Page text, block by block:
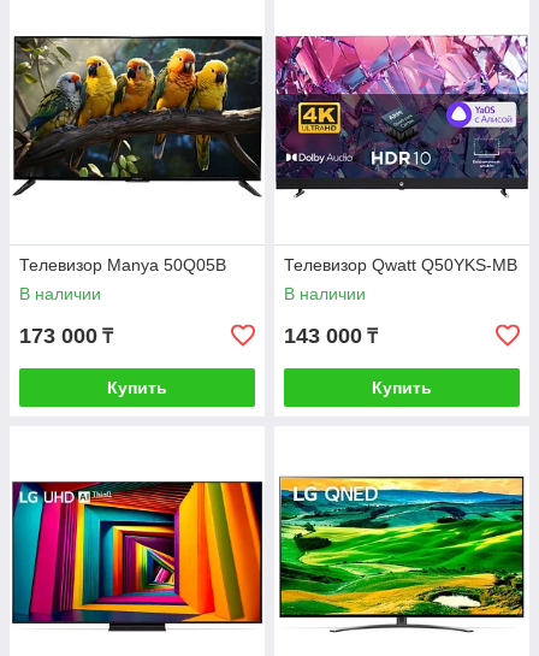
Телевизор Manya 50Q05B
В наличии
173 000 ₸
Купить
Телевизор Qwatt Q50YKS-MB
В наличии
143 000 ₸
Купить